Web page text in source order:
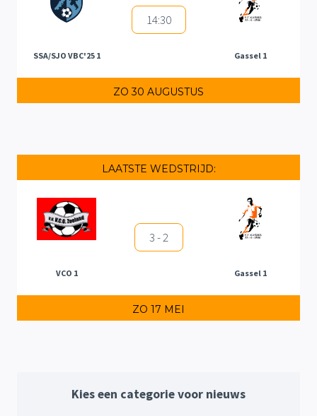
SSA/SJO VBC'25 1
14:30
Gassel 1
ZO 30 AUGUSTUS
LAATSTE WEDSTRIJD:
VCO 1
3 - 2
Gassel 1
ZO 17 MEI
Kies een categorie voor nieuws